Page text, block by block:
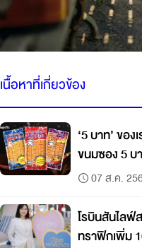
เนื้อหาที่เกี่ยวข้อง
‘5 บาท’ ขอ
ขนมซอง 5 บ
สตางค์ก็ขึ้นไ
07 ส.ค.
โรบินสันไลฟ์
ทราฟิกเพิ่ม